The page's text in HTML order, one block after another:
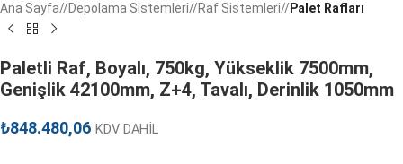
Ana Sayfa/ Depolama Sistemleri/ Raf Sistemleri/ Palet Rafları
Paletli Raf, Boyalı, 750kg, Yükseklik 7500mm,
Genişlik 42100mm, Z+4, Tavalı, Derinlik 1050mm
₺848.480,06 KDV DAHİL